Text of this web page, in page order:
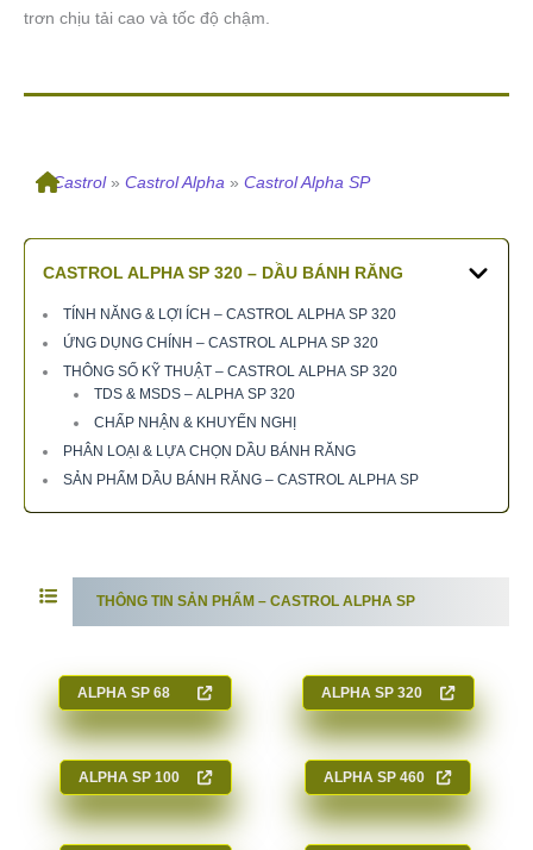
trơn chịu tải cao và tốc độ chậm.
»Castrol » Castrol Alpha » Castrol Alpha SP
CASTROL ALPHA SP 320 – DẦU BÁNH RĂNG
TÍNH NĂNG & LỢI ÍCH – CASTROL ALPHA SP 320
ỨNG DỤNG CHÍNH – CASTROL ALPHA SP 320
THÔNG SỐ KỸ THUẬT – CASTROL ALPHA SP 320
TDS & MSDS – ALPHA SP 320
CHẤP NHẬN & KHUYẾN NGHỊ
PHÂN LOẠI & LỰA CHỌN DẦU BÁNH RĂNG
SẢN PHẨM DẦU BÁNH RĂNG – CASTROL ALPHA SP
THÔNG TIN SẢN PHẨM – CASTROL ALPHA SP
ALPHA SP 68 ALPHA SP320
ALPHA SP100 ALPHA SP 460